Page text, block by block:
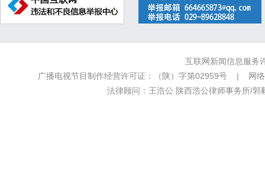
互联网新闻信息服
广播电视节目制作经营许可证：（陕）字第02959号 |
法律顾问：王浩公 陕西浩公律师事务